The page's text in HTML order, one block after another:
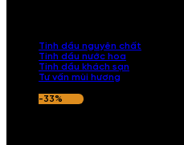
Tinh dầu nguyên chất
Tinh dầu nước hoa
Tinh dầu khách sạn
Tư vấn mùi hương
-33%